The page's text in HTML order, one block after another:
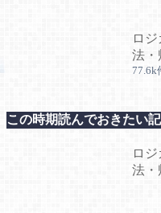
ロ
法・
77.6k
この時期読んでおきたい
ロ
法・